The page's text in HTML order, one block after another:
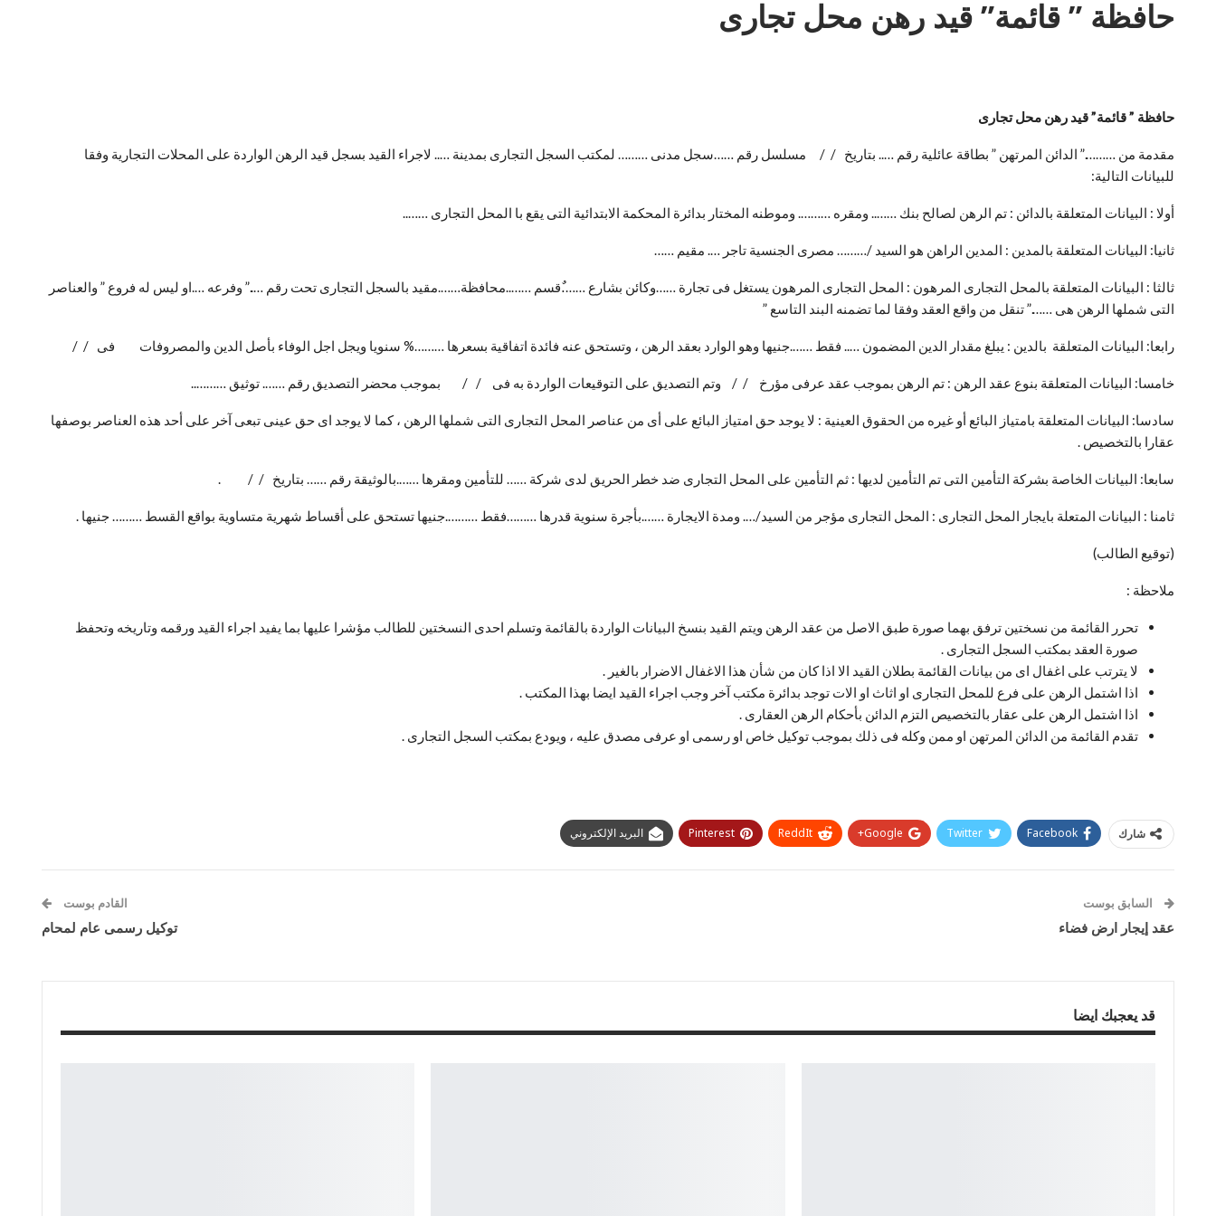
حافظة ” قائمة” قيد رهن محل تجارى
حافظة ” قائمة” قيد رهن محل تجارى
مقدمة من ……….” الدائن المرتهن ” بطاقة عائلية رقم ….. بتاريخ / / مسلسل رقم ……سجل مدنى ……… لمكتب السجل التجارى بمدينة ….. لاجراء القيد بسجل قيد الرهن الواردة على المحلات التجارية وفقا
للبيانات التالية:
أولا : البيانات المتعلقة بالدائن : تم الرهن لصالح بنك …….. ومقره ………. وموطنه المختار بدائرة المحكمة الابتدائية التى يقع با المحل التجارى ……..
ثانيا: البيانات المتعلقة بالمدين : المدين الراهن هو السيد /……… مصرى الجنسية تاجر …. مقيم ……
ثالثا : البيانات المتعلقة بالمحل التجارى المرهون : المحل التجارى المرهون يستغل فى تجارة ……وكائن بشارع …….ٌقسم ……..محافظة…….مقيد بالسجل التجارى تحت رقم …..” وفرعه ….او ليس له فروع ” والعناصر
التى شملها الرهن هى …….” تنقل من واقع العقد وفقا لما تضمنه البند التاسع ”
رابعا: البيانات المتعلقة بالدين : يبلغ مقدار الدين المضمون ….. فقط …….جنيها وهو الوارد بعقد الرهن ، وتستحق عنه فائدة اتفاقية بسعرها ………% سنويا ويجل اجل الوفاء بأصل الدين والمصروفات فى / /
خامسا: البيانات المتعلقة بنوع عقد الرهن : تم الرهن بموجب عقد عرفى مؤرخ / / وتم التصديق على التوقيعات الواردة به فى / / بموجب محضر التصديق رقم ……. توثيق ………..
سادسا: البيانات المتعلقة بامتياز البائع أو غيره من الحقوق العينية : لا يوجد حق امتياز البائع على أى من عناصر المحل التجارى التى شملها الرهن ، كما لا يوجد اى حق عينى تبعى آخر على أحد هذه العناصر بوصفها
عقارا بالتخصيص .
سابعا: البيانات الخاصة بشركة التأمين التى تم التأمين لديها : ثم التأمين على المحل التجارى ضد خطر الحريق لدى شركة …… للتأمين ومقرها …….بالوثيقة رقم …… بتاريخ / / .
ثامنا : البيانات المتعلة بايجار المحل التجارى : المحل التجارى مؤجر من السيد/…. ومدة الايجارة …….بأجرة سنوية قدرها ………فقط ……….جنيها تستحق على أقساط شهرية متساوية بواقع القسط ……… جنيها .
(توقيع الطالب)
ملاحظة :
تحرر القائمة من نسختين ترفق بهما صورة طبق الاصل من عقد الرهن ويتم القيد بنسخ البيانات الواردة بالقائمة وتسلم احدى النسختين للطالب مؤشرا عليها بما يفيد اجراء القيد ورقمه وتاريخه وتحفظ
صورة العقد بمكتب السجل التجارى .
لا يترتب على اغفال اى من بيانات القائمة بطلان القيد الا اذا كان من شأن هذا الاغفال الاضرار بالغير .
اذا اشتمل الرهن على فرع للمحل التجارى او اثاث او الات توجد بدائرة مكتب آخر وجب اجراء القيد ايضا بهذا المكتب .
اذا اشتمل الرهن على عقار بالتخصيص التزم الدائن بأحكام الرهن العقارى .
تقدم القائمة من الدائن المرتهن او ممن وكله فى ذلك بموجب توكيل خاص او رسمى او عرفى مصدق عليه ، ويودع بمكتب السجل التجارى .
شارك Facebook
Twitter
Google+
ReddIt
Pinterest البريد الإلكتروني
السابق بوست
عقد إيجار ارض فضاء
القادم بوست
توكيل رسمى عام لمحام
قد يعجبك ايضا